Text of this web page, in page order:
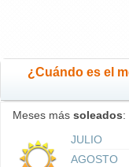
¿Cuándo es el
Meses más soleados:
JULIO
AGOSTO